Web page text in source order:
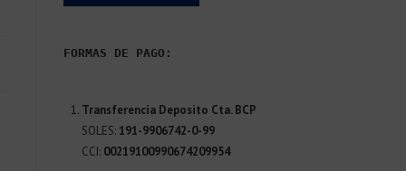
FORMAS DE PAGO:
Transferencia Deposito Cta. BCP
SOLES: 191-9906742-0-99
CCI: 00219100990674209954